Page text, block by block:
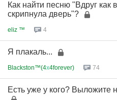
Как найти песню "Вдруг как
скрипнула дверь"?
eliz ™ 4
Я плакаль...
Blackston™(4х4forever) 74
Есть уже у кого? Выложите